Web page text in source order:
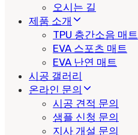
오시는 길
제품 소개
TPU 층간소음 매트
EVA 스포츠 매트
EVA 난연 매트
시공 갤러리
온라인 문의
시공 견적 문의
샘플 신청 문의
지사 개설 문의